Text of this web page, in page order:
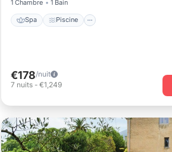
9
1 Chambre 1 Bain
Spa Piscine
€178/nuit
7 nuits - €1,249